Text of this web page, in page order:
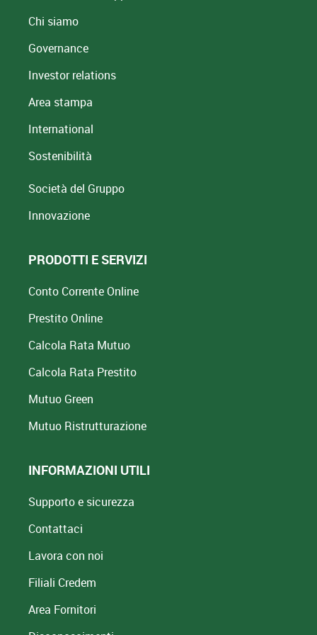
Chi siamo
Governance
Investor relations
Area stampa
International
Sostenibilità
Società del Gruppo
Innovazione
PRODOTTI E SERVIZI
Conto Corrente Online
Prestito Online
Calcola Rata Mutuo
Calcola Rata Prestito
Mutuo Green
Mutuo Ristrutturazione
INFORMAZIONI UTILI
Supporto e sicurezza
Contattaci
Lavora con noi
Filiali Credem
Area Fornitori